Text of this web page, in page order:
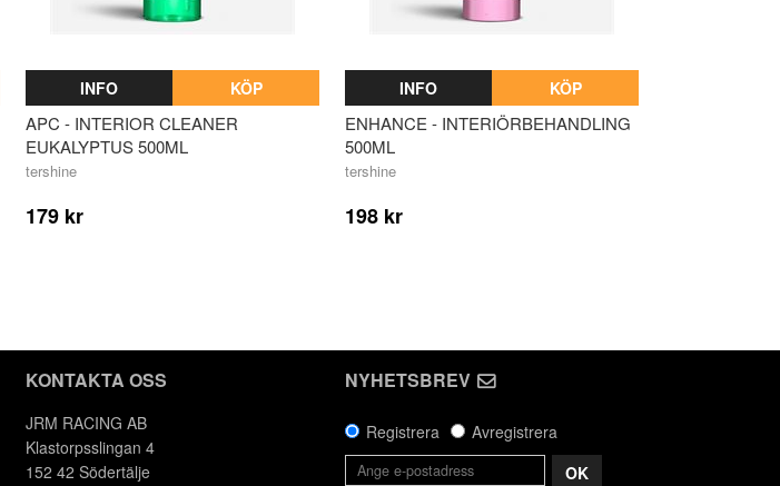
INFO KÖP
APC - INTERIOR CLEANER
EUKALYPTUS 500ML
tershine
179 kr
INFO KÖP
ENHANCE - INTERIÖRBEHANDLING
500ML
tershine
198 kr
KONTAKTA OSS
JRM RACING AB
Klastorpsslingan 4
152 42 Södertälje
NYHETSBREV
Registrera
Avregistrera
OK